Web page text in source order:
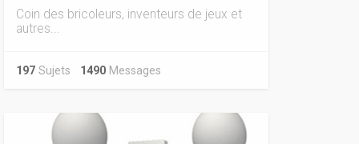
Coin des bricoleurs, inventeurs de jeux et
autres...
197 Sujets 1490 Messages